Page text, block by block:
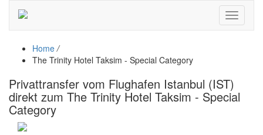
Toggle
Home /
The Trinity Hotel Taksim - Special Category
Privattransfer vom Flughafen Istanbul (IST)
direkt zum The Trinity Hotel Taksim - Special
Category